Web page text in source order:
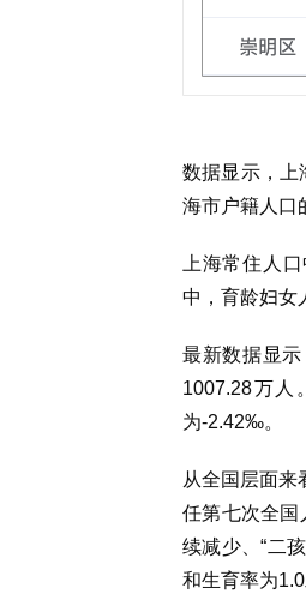
数据显示，上
海市户籍人口
上海常住人
中，育龄妇女
最新数据显示
1007.28万
为-2.42‰。
从全国层面来
任第七次全国
续减少、“二
和生育率为1.0